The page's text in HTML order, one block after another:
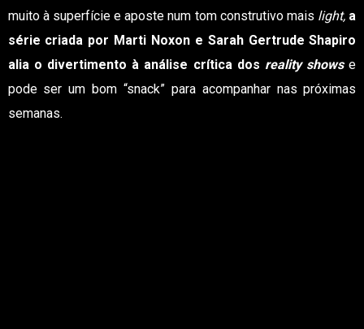
muito à superfície e aposte num tom construtivo mais light, a
série criada por Marti Noxon e Sarah Gertrude Shapiro
alia o divertimento à análise crítica dos reality showse
pode ser um bom “snack” para acompanhar nas próximas
semanas.